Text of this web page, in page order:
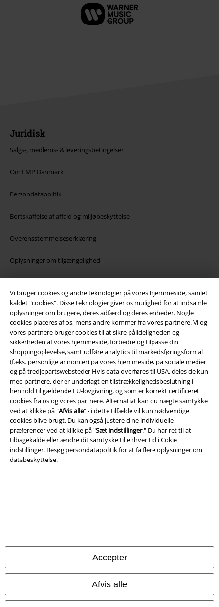
Vi bruger cookies og andre teknologier på vores hjemmeside, samlet
kaldet "cookies". Disse teknologier giver os mulighed for at indsamle
oplysninger om brugere, deres adfærd og deres enheder. Nogle
cookies placeres af os, mens andre kommer fra vores partnere. Vi og
vores partnere bruger cookies til at sikre pålideligheden og
sikkerheden af ​​vores hjemmeside, forbedre og tilpasse din
shoppingoplevelse, samt udføre analytics til markedsføringsformål
(f.eks. personlige annoncer) på vores hjemmeside, på sociale medier
og på tredjepartswebsteder Hvis data overføres til USA, deles de kun
med partnere, der er underlagt en tilstrækkelighedsbeslutning i
henhold til gældende EU-lovgivning, og som er korrekt certificeret
cookies fra os og vores partnere. Alternativt kan du nægte samtykke
ved at klikke på "Afvis alle" - i dette tilfælde vil kun nødvendige
cookies blive brugt. Du kan også justere dine individuelle
præferencer ved at klikke på "Sæt indstillinger." Du har ret til at
tilbagekalde eller ændre dit samtykke til enhver tid iCokie
indstillinger. Besøg persondatapolitikfor at få flere oplysninger om
databeskyttelse.
Accepter
Afvis alle
Juridisk
Salgs-, medlems- & leveringsbetingelser
Om EMP Danmark
Persondatapolitik
Bortskaffelse af affald og miljøbeskyttelse
Overensstemmelseserklæring
Oplysninger om tilgængelighed
Bekræft annullering
Alle priser er inkl. moms. Oplyst leveringstid er et estimat og ikke
garanteret.
© 1986-2026 E.M.P. Merchandising HGmbH
EMP Webshops
EMP International
EMP France
EMP Deutschland
EMP United Kingdom